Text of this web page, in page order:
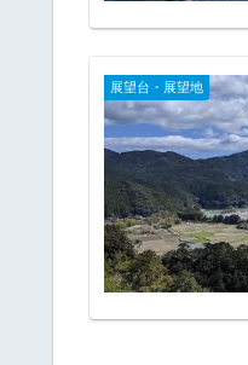
展望台・展望地